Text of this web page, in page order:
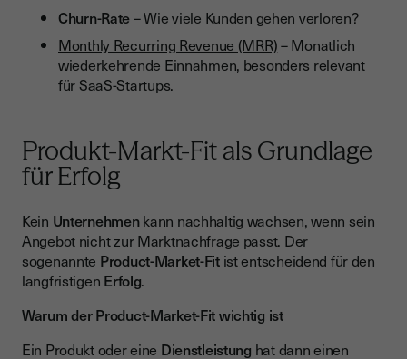
Churn-Rate– Wie viele Kunden gehen verloren?
Monthly Recurring Revenue (MRR)– Monatlich
wiederkehrende Einnahmen, besonders relevant
für SaaS-Startups.
Produkt-Markt-Fit als Grundlage
für Erfolg
Kein Unternehmenkann nachhaltig wachsen, wenn sein
Angebot nicht zur Marktnachfrage passt. Der
sogenannte Product-Market-Fitist entscheidend für den
langfristigen Erfolg.
Warum der Product-Market-Fit wichtig ist
Ein Produkt oder eine Dienstleistung hat dann einen